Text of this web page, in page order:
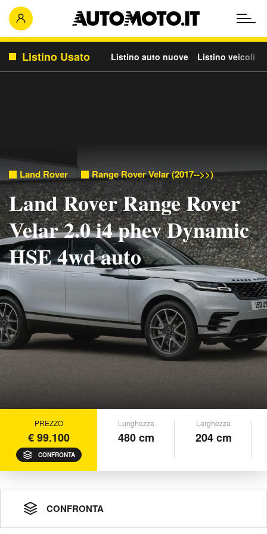
Listino Usato Listino auto nuove Listino veicoli
Land Rover Range Rover Velar (2017-->>)
Land Rover Range Rover
Velar 2.0 i4 phev Dynamic
HSE 4wd auto
PREZZO
€ 99.100
CONFRONTA
Lunghezza
480 cm
Larghezza
204 cm
CONFRONTA